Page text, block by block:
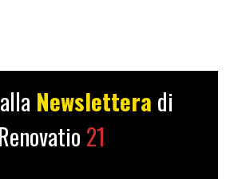
Newslettera di
Renovatio 21